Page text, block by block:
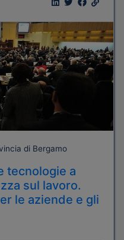
di Bergamo
tecnologie a
sul lavoro.
le aziende e gli